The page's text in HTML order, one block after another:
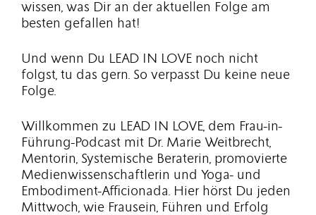
wissen, was Dir an der aktuellen Folge am
besten gefallen hat!
Und wenn Du LEAD IN LOVE noch nicht
folgst, tu das gern. So verpasst Du keine neue
Folge.
Willkommen zu LEAD IN LOVE, dem Frau-in-
Führung-Podcast mit Dr. Marie Weitbrecht,
Mentorin, Systemische Beraterin, promovierte
Medienwissenschaftlerin und Yoga- und
Embodiment-Afficionada. Hier hörst Du jeden
Mittwoch, wie Frausein, Führen und Erfolg